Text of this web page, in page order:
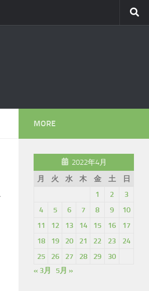
MORE
2022年4月
月
火 水 木 金 土
日
1
2
3
4
5 6 7 8 9
10
11
12 13 14 15 16
17
18
19 20 21 22 23
24
25
26 27 28 29
30
« 3月
5月 »